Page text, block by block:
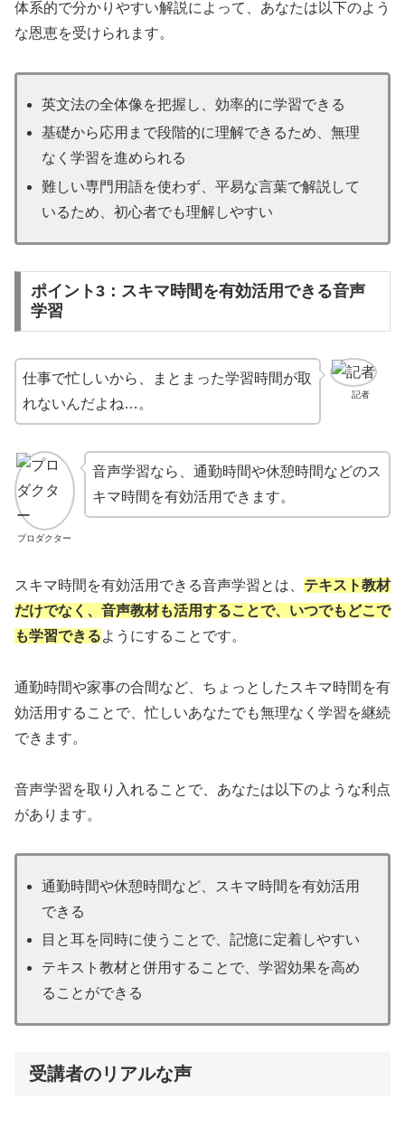
体系的で分かりやすい解説によって、あなたは以下のよう
な恩恵を受けられます。
英文法の全体像を把握し、効率的に学習できる
基礎から応用まで段階的に理解できるため、無理
なく学習を進められる
難しい専門用語を使わず、平易な言葉で解説して
いるため、初心者でも理解しやすい
ポイント3：スキマ時間を有効活用できる音声
学習
記者
仕事で忙しいから、まとまった学習時間が取
れないんだよね…。
プロダクター
音声学習なら、通勤時間や休憩時間などのス
キマ時間を有効活用できます。
スキマ時間を有効活用できる音声学習とは、 テキスト教材
だけでなく、音声教材も活用することで、いつでもどこで
も学習できるようにすることです。
通勤時間や家事の合間など、ちょっとしたスキマ時間を有
効活用することで、忙しいあなたでも無理なく学習を継続
できます。
音声学習を取り入れることで、あなたは以下のような利点
があります。
通勤時間や休憩時間など、スキマ時間を有効活用
できる
目と耳を同時に使うことで、記憶に定着しやすい
テキスト教材と併用することで、学習効果を高め
ることができる
受講者のリアルな声